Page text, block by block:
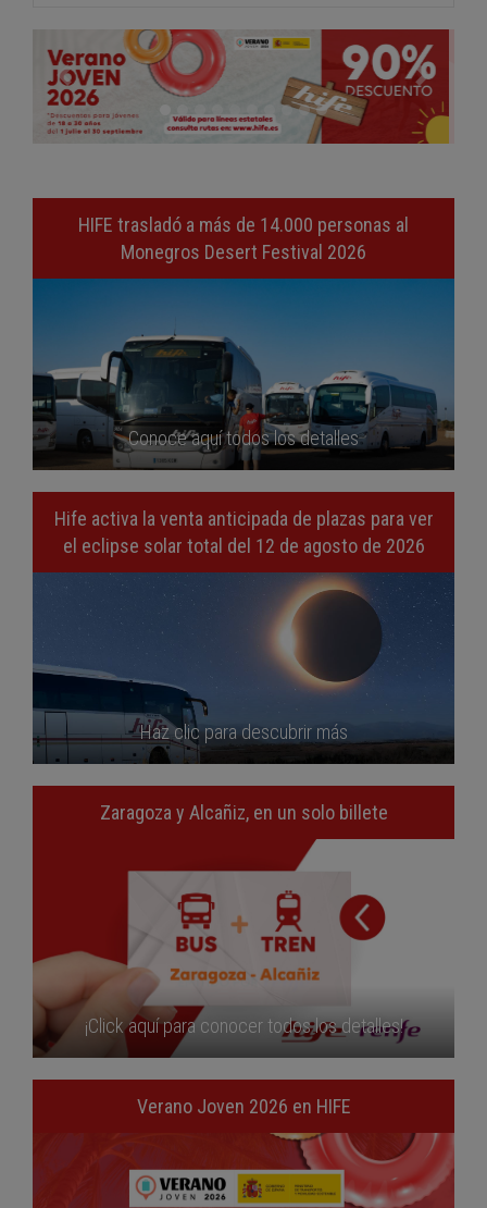
HIFE trasladó a más de 14.000 personas al
Monegros Desert Festival 2026
Conoce aquí todos los detalles
Hife activa la venta anticipada de plazas para ver
el eclipse solar total del 12 de agosto de 2026
Haz clic para descubrir más
Zaragoza y Alcañiz, en un solo billete
¡Click aquí para conocer todos los detalles!
Verano Joven 2026 en HIFE